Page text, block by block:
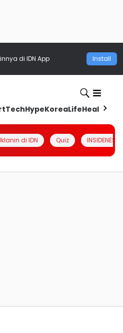
di IDN App Install
TechHypeKoreaLifeHealth
Iklanin di IDN Quiz INSIDENESIA